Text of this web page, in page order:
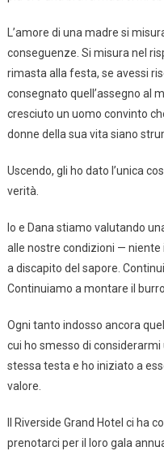
L’amore di una madre si
conseguenze. Si misura nel
rimasta alla festa, se avessi
consegnato quell’assegno al
cresciuto un uomo convinto
donne della sua vita siano
Uscendo, gli ho dato l’unica
verità.
Io e Dana stiamo valutando
alle nostre condizioni — niente
a discapito del sapore.
Continuiamo a montare il
Ogni tanto indosso ancora
cui ho smesso di considerarmi
stessa testa e ho iniziato a
valore.
Il Riverside Grand Hotel ci ha
prenotarci per il loro gala